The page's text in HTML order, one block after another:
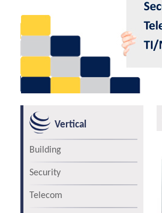
Vertical
Building
Security
Telecom